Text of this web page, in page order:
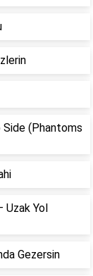
Side (Phantoms
Uzak Yol
Gezersin